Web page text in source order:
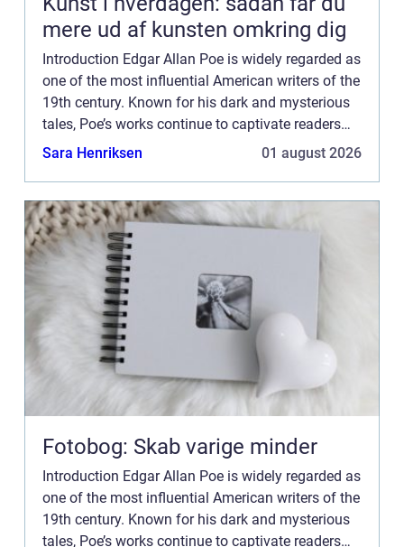
mere ud af kunsten omkring dig
Introduction Edgar Allan Poe is widely regarded as
one of the most influential American writers of the
19th century. Known for his dark and mysterious
tales, Poe’s works continue to captivate readers
and inspire countless artists across various...
Sara Henriksen 01 august 2026
Fotobog: Skab varige minder
Introduction Edgar Allan Poe is widely regarded as
one of the most influential American writers of the
19th century. Known for his dark and mysterious
tales, Poe’s works continue to captivate readers